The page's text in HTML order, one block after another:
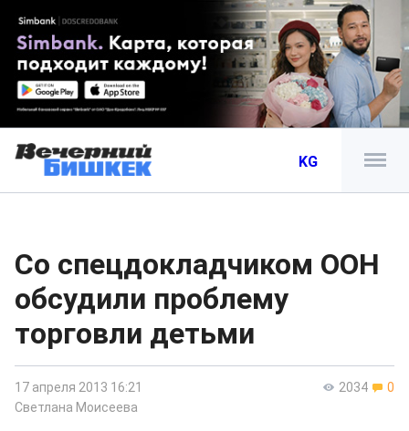
KG
Со спецдокладчиком ООН
обсудили проблему
торговли детьми
2034 0
17 апреля 2013 16:21
Светлана Моисеева